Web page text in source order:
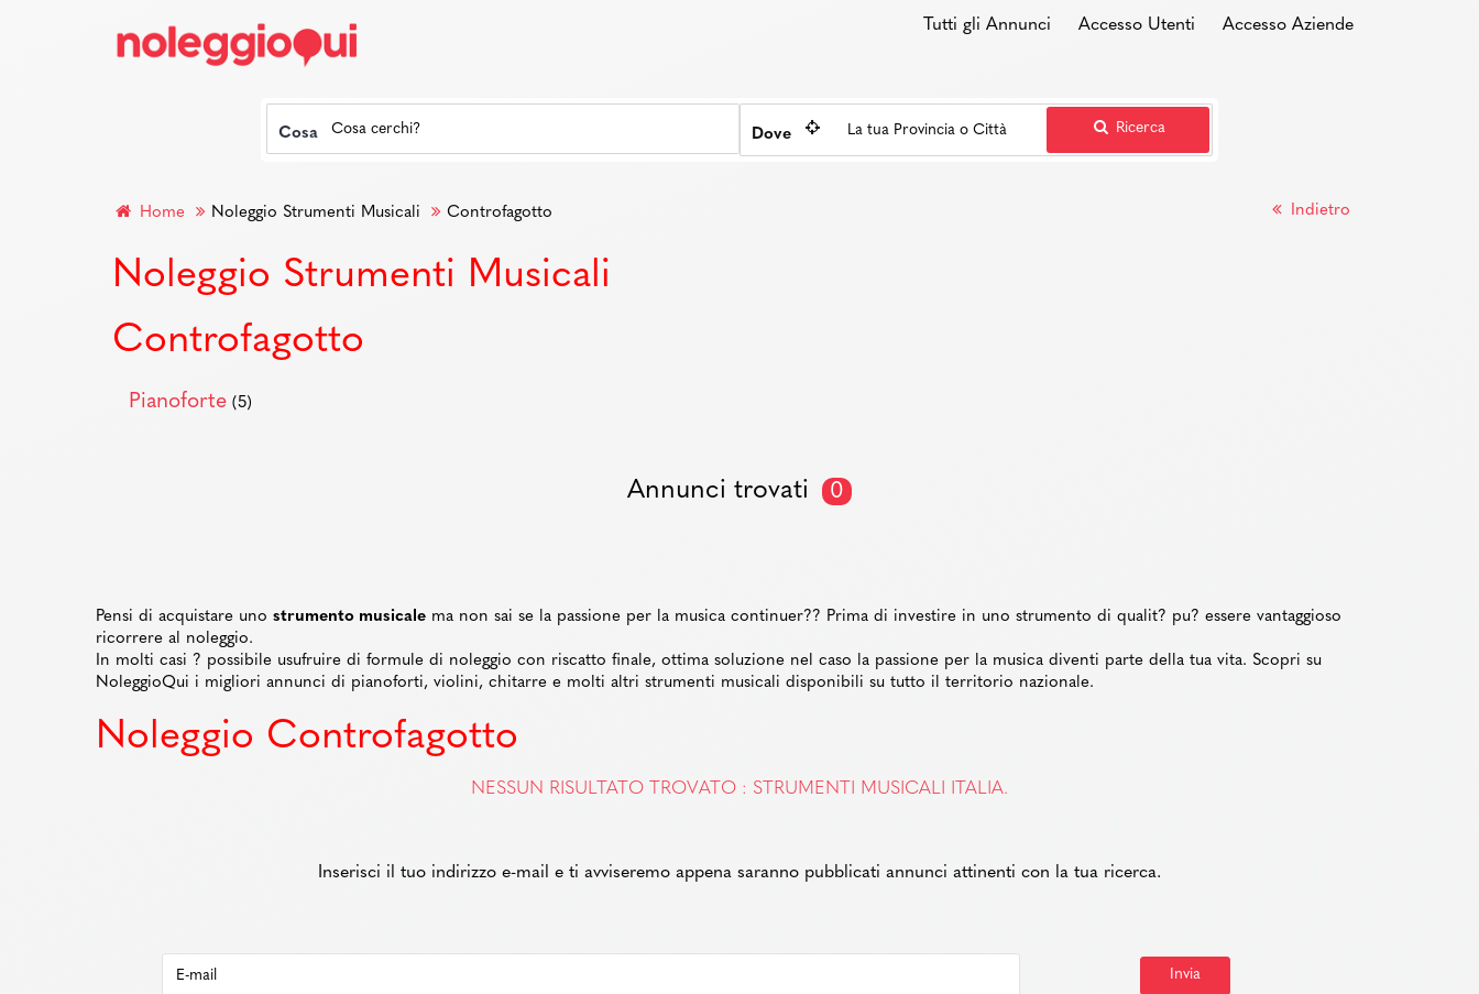
Tutti gli Annunci Accesso Utenti Accesso Aziende
Cosa Dove Ricerca
Home Noleggio Strumenti Musicali Controfagotto Indietro
Noleggio Strumenti Musicali
Controfagotto
Pianoforte (5)
Annunci trovati 0
Pensi di acquistare uno strumento musicale ma non sai se la passione per la musica continuer?? Prima di investire in uno strumento di qualit? pu? essere vantaggioso
ricorrere al noleggio.
In molti casi ? possibile usufruire di formule di noleggio con riscatto finale, ottima soluzione nel caso la passione per la musica diventi parte della tua vita. Scopri su
NoleggioQui i migliori annunci di pianoforti, violini, chitarre e molti altri strumenti musicali disponibili su tutto il territorio nazionale.
Noleggio Controfagotto
NESSUN RISULTATO TROVATO : STRUMENTI MUSICALI ITALIA.
Inserisci il tuo indirizzo e-mail e ti avviseremo appena saranno pubblicati annunci attinenti con la tua ricerca.
Invia